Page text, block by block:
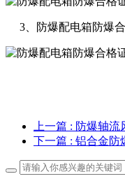
3、防爆配电箱防爆合
上一篇 : 防爆轴流
下一篇 : 铝合金防